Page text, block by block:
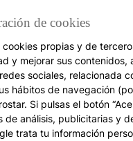
de cookies
cookies propias y de
y mejorar sus
sociales, relacionada
hábitos de navegación
Si pulsas el botón
de análisis, publicitarias y
trata tu información